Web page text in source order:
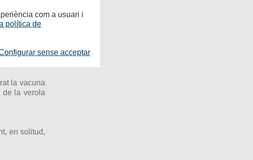
o inclús
els factors
la vacuna
de la verola
en solitud,
com a usuari i
política de
sense acceptar